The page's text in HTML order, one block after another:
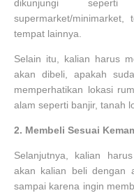
dikunjungi
supermarket/
tempat lainnya.
Selain itu, kalian harus
akan dibeli, apakah
memperhatikan lokasi
alam seperti banjir, tanah
2. Membeli Sesuai
Selanjutnya, kalian
akan kalian beli dengan
sampai karena ingin